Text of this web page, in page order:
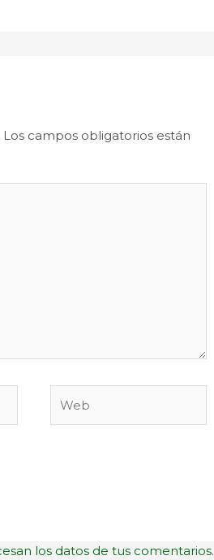
Los campos obligatorios están
los datos de tus comentarios.